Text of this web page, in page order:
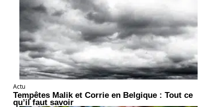
Actu
Tempêtes Malik et Corrie en Belgique : Tout ce
qu’il faut savoir